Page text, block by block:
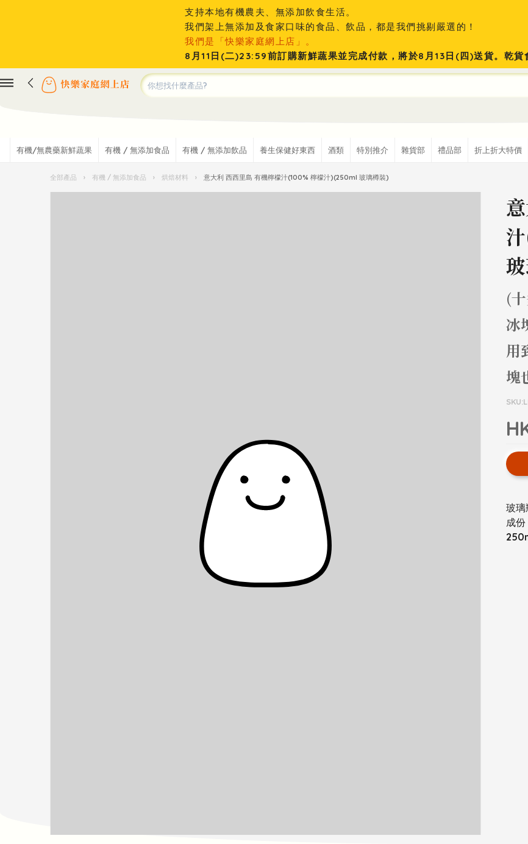
支持本地有機農夫、無添加飲食生活。
我們架上無添加及食家口味的食品、飲品，都是我們挑剔嚴選的！
我們是「快樂家庭網上店」。
8月11日(二)23:59前訂購新鮮蔬果並完成付款，將於8月13日(四)送貨。乾貨
有機/無農藥新鮮蔬果 有機 / 無添加食品 有機 / 無添加飲品 養生保健好東西 酒類 特別推介 雜貨部 禮品部 折上折大特價
全部產品 › 有機 / 無添加食品 › 烘焙材料 › 意大利 西西里島 有機檸檬汁(100% 檸檬汁)(250ml 玻璃樽裝)
(
冰
用
塊
玻璃
成